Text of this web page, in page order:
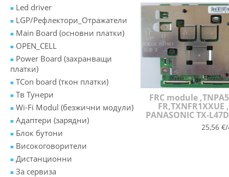
Led driver
LGP/Рефлектори_Отражатели
Main Board (основни платки)
OPEN_CELL
Power Board (захранващи
платки)
TCon board (ткон платки)
Tв Тунери
Wi-Fi Modul (безжични модули)
Адаптери (зарядни)
Блок бутони
Високоговорители
Дистанционни
За сервиза
FRC module
FR,TXNFR1XXUE
PANASONIC TX-
25,56